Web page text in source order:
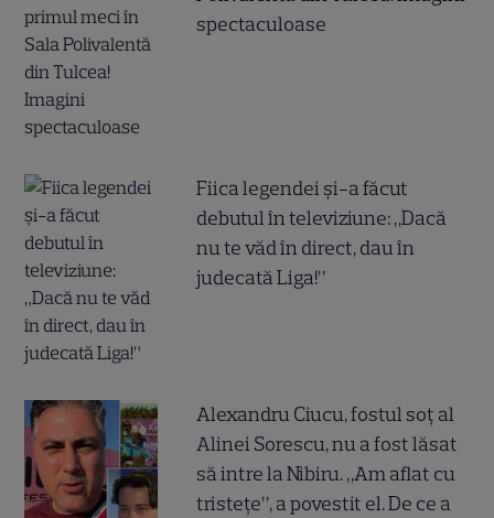
spectaculoase
Fiica legendei și-a făcut
debutul în televiziune: „Dacă
nu te văd în direct, dau în
judecată Liga!”
Alexandru Ciucu, fostul soț al
Alinei Sorescu, nu a fost lăsat
să intre la Nibiru. „Am aflat cu
tristețe”, a povestit el. De ce a